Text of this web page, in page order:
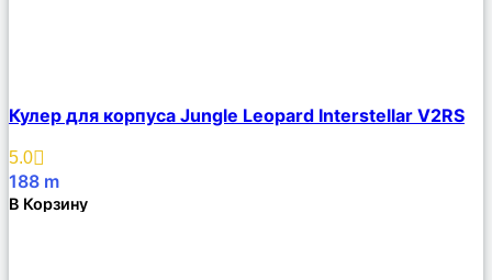
Описание
Избранное
Кулер для корпуса Jungle Leopard Interstellar V2RS
5.0
188 m
В Корзину